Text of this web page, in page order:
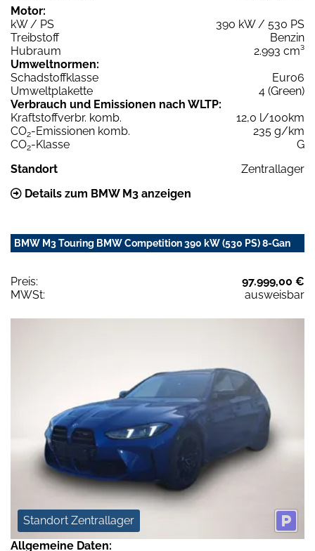
Motor:
kW / PS
390 kW / 530 PS
Treibstoff
Benzin
Hubraum
2.993 cm³
Umweltnormen:
Schadstoffklasse
Euro6
Umweltplakette
4 (Green)
Verbrauch und Emissionen nach WLTP:
Kraftstoffverbr. komb.
12,0 l/100km
CO2-Emissionen komb.
235 g/km
CO2-Klasse
G
Standort
Zentrallager
Details zum BMW M3 anzeigen
BMW M3 Touring BMW Competition 390 kW (530 PS) 8-Gan
Preis:
97.999,00 €
MWSt:
ausweisbar
Standort Zentrallager
Allgemeine Daten: